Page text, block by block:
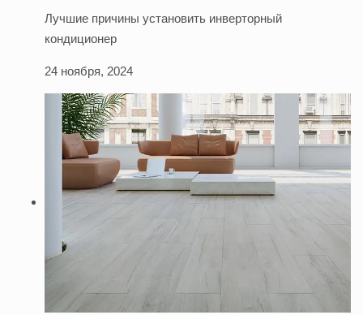
Лучшие причины установить инверторный
кондиционер
24 ноября, 2024